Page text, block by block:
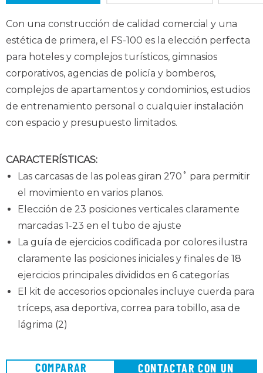
Con una construcción de calidad comercial y una
estética de primera, el FS-100 es la elección perfecta
para hoteles y complejos turísticos, gimnasios
corporativos, agencias de policía y bomberos,
complejos de apartamentos y condominios, estudios
de entrenamiento personal o cualquier instalación
con espacio y presupuesto limitados.
CARACTERÍSTICAS:
Las carcasas de las poleas giran 270˚ para permitir
el movimiento en varios planos.
Elección de 23 posiciones verticales claramente
marcadas 1-23 en el tubo de ajuste
La guía de ejercicios codificada por colores ilustra
claramente las posiciones iniciales y finales de 18
ejercicios principales divididos en 6 categorías
El kit de accesorios opcionales incluye cuerda para
tríceps, asa deportiva, correa para tobillo, asa de
lágrima (2)
COMPARAR
CONTACTAR CON UN